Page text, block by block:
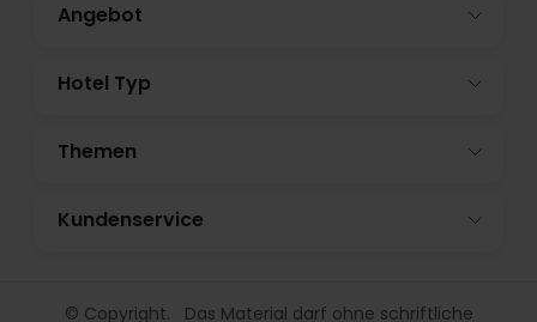
Angebot
Hotel Typ
Themen
Kundenservice
© Copyright. Das Material darf ohne schriftliche